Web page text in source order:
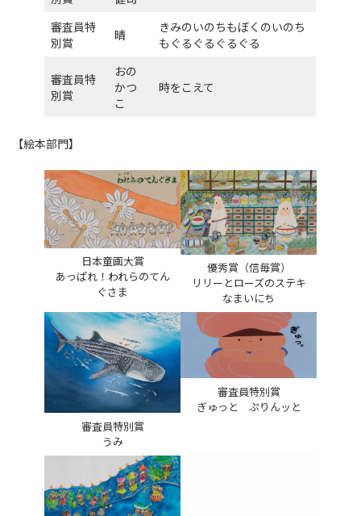
審査員特
別賞
晴
きみのいのちもぼくのいのち
もぐるぐるぐるぐる
審査員特
別賞
おの
かつ
こ
時をこえて
【絵本部門】
日本童画大賞
あっぱれ！われらのてん
ぐさま
優秀賞（信毎賞）
リリーとローズのステキ
なまいにち
審査員特別賞
うみ
審査員特別賞
ぎゅっと ぷりんッと